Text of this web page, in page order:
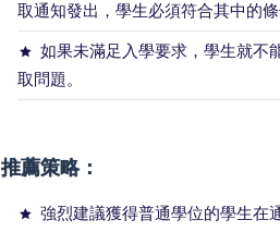
取通知發出，學生必須符合其中的條
如果未滿足入學要求，學生就不
取問題。
推薦策略：
強烈建議獲得普通學位的學生在